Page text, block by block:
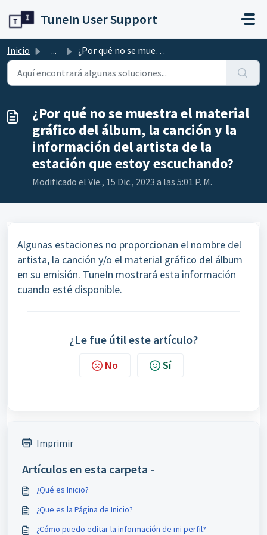
TuneIn User Support
Inicio ... ¿Por qué no se muestra el material gráfico del álbum, la ...
¿Por qué no se muestra el material
gráfico del álbum, la canción y la
información del artista de la
estación que estoy escuchando?
Modificado el Vie., 15 Dic., 2023 a las 5:01 P. M.
Algunas estaciones no proporcionan el nombre del
artista, la canción y/o el material gráfico del álbum
en su emisión. TuneIn mostrará esta información
cuando esté disponible.
¿Le fue útil este artículo?
No Sí
Imprimir
Artículos en esta carpeta -
¿Qué es Inicio?
¿Que es la Página de Inicio?
¿Cómo puedo editar la información de mi perfil?